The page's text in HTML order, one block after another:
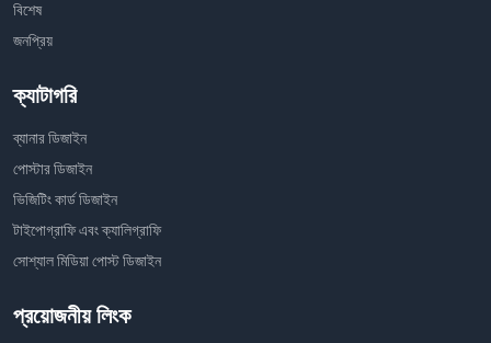
বিশেষ
জনপ্রিয়
ক্যাটাগরি
ব্যানার ডিজাইন
পোস্টার ডিজাইন
ভিজিটিং কার্ড ডিজাইন
টাইপোগ্রাফি এবং ক্যালিগ্রাফি
সোশ্যাল মিডিয়া পোস্ট ডিজাইন
প্রয়োজনীয় লিংক